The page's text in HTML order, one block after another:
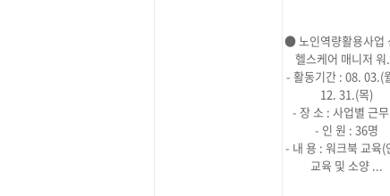
● 노인역량활용사업
헬스케어 매니저
- 활동기간 : 08. 03.(
12. 31.(목)
- 장 소 : 사업별 근
- 인 원 : 36명
- 내 용 : 워크북 교육(
교육 및 소양 ...